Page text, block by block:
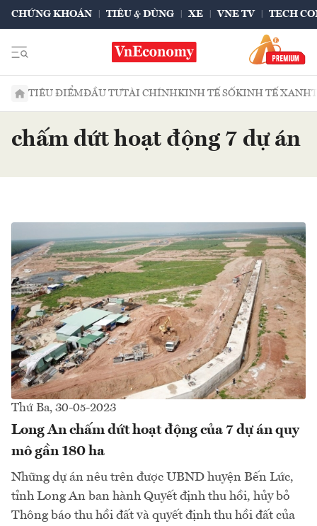
CHỨNG KHOÁN TIÊU & DÙNG XE VNE TV TECH
TIÊU ĐIỂMĐẦU TƯTÀI CHÍNHKINH TẾ SỐKINH TẾ XANH
chấm dứt hoạt động 7 dự án
Thứ Ba, 30-05-2023
Long An chấm dứt hoạt động của 7 dự án quy
mô gần 180 ha
Những dự án nêu trên được UBND huyện Bến Lức,
tỉnh Long An ban hành Quyết định thu hồi, hủy bỏ
Thông báo thu hồi đất và quyết định thu hồi đất của